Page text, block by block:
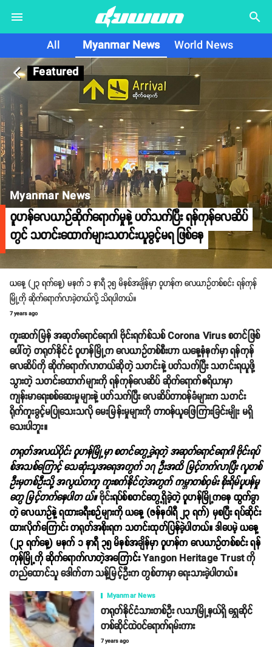
search
All Myanmar News
World News
Featured
arrow_back_ios
Myanmar News
ဝူဟန်လေယာဉ်ဆိုက်ရောက်မှုနဲ့ ပတ်သက်ပြီး ရန်ကုန်လေဆိပ်
တွင် သတင်းထောက်များသတင်းယူခွင့်မရ ဖြစ်နေ
ယနေ့ (၂၃ ရက်နေ့) မနက် ၁ နာရီ ၃၅ မိနစ်အချိန်မှာ ဝူဟန်က လေယာဥ်တစ်စင်း ရန်ကုန်
မြို့ကို ဆိုက်ရောက်လာခဲ့တယ်လို့ သိရပါတယ်။
7 years ago
ကူးဆက်မြန် အဆုတ်ရောင်ရောဂါ ဗိုင်းရက်စ်သစ် Corona Virus စတင်ဖြစ်
ပေါ်တဲ့ တရုတ်နိုင်ငံ ဝူဟန်မြို့က လေယာဥ်တစ်စီးဟာ ယနေ့နံနက်မှာ ရန်ကုန်
လေဆိပ်ကို ဆိုက်ရောက်လာတယ်ဆိုတဲ့ သတင်းနဲ့ ပတ်သက်ပြီး သတင်းရယူဖို့
သွားတဲ့ သတင်းထောက်များကို ရန်ကုန်လေဆိပ် ဆိုက်ရောက်ဧရိယာမှာ
ကျန်းမာရေးစစ်ဆေးမှုများနဲ့ ပတ်သက်ပြီး လေဆိပ်တာဝန်ခံများက သတင်း
ရိုက်ကူးခွင့်မပြုသေးသလို မေးမြန်းမှုများကို တာဝန်ယူဖြေကြားခြင်းမျိုး မရှိ
သေးပါဘူး။
တရုတ်အလယ်ပိုင်း ဝူဟန်မြို့မှာ စတင်တွေ့ခဲ့ရတဲ့ အဆုတ်ရောင်ရောဂါ ဗိုင်းရပ်
စ်အသစ်ကြောင့် သေဆုံးသူအရေအတွက် ၁၇ ဦးအထိ မြင့်တက်လာပြီး လူတစ်
ဦးမှတစ်ဦးသို့ အလွယ်တကူ ကူးစက်နိုင်တဲ့အတွက် ကမ္ဘာတစ်ဝှမ်း စိုးရိမ်ပူပန်မှု
တွေ မြင့်တက်နေပါတ ယ်။ဗိုင်းရပ်စ်စတင်တွေ့ရှိခဲ့တဲ့ ဝူဟန်မြို့ကနေ ထွက်ခွာ
တဲ့ လေယာဥ်နဲ့ ရထားခရီးစဉ်များကို ယနေ့ (ဇန်နဝါရီ ၂၃ ရက်) မှစပြီး ရပ်ဆိုင်း
ထားလိုက်ကြောင်း တရုတ်အစိုးရက သတင်းထုတ်ပြန်ခဲ့ပါတယ်။ ဒါပေမဲ့ ယနေ့
(၂၃ ရက်နေ့) မနက် ၁ နာရီ ၃၅ မိနစ်အချိန်မှာ ဝူဟန်က လေယာဥ်တစ်စင်း ရန်
ကုန်မြို့ကို ဆိုက်ရောက်လာတဲ့အကြောင်းYangon Heritage Trustကို
တည်ထောင်သူ ဒေါက်တာ သန့်မြင့်ဦးက တွစ်တာမှာ ရေးသားခဲ့ပါတယ်။
Myanmar News
တရုတ်နိုင်ငံသားတစ်ဦး လသာမြို့နယ်ရှိ ရွှေဆိုင်
တစ်ဆိုင်ထဲဝင်ရောက်ရမ်းကား
7 years ago